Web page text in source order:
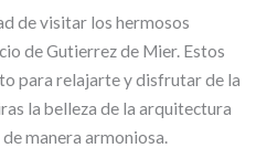
de visitar los hermosos
de Gutierrez de Mier. Estos
para relajarte y disfrutar de la
la belleza de la arquitectura
manera armoniosa.